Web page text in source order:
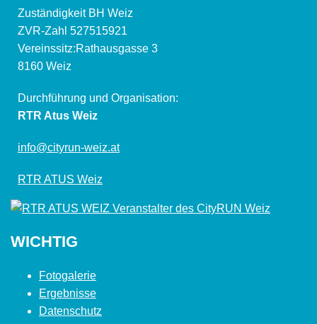
Zuständigkeit BH Weiz
ZVR-Zahl 527515921
Vereinssitz:Rathausgasse 3
8160 Weiz
Durchführung und Organisation:
RTR Atus Weiz
info@cityrun-weiz.at
RTR ATUS Weiz
WICHTIG
Fotogalerie
Ergebnisse
Datenschutz